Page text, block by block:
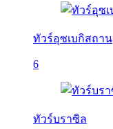
ทัวร์อุซเบกิสถาน
6
ทัวร์บราซิล